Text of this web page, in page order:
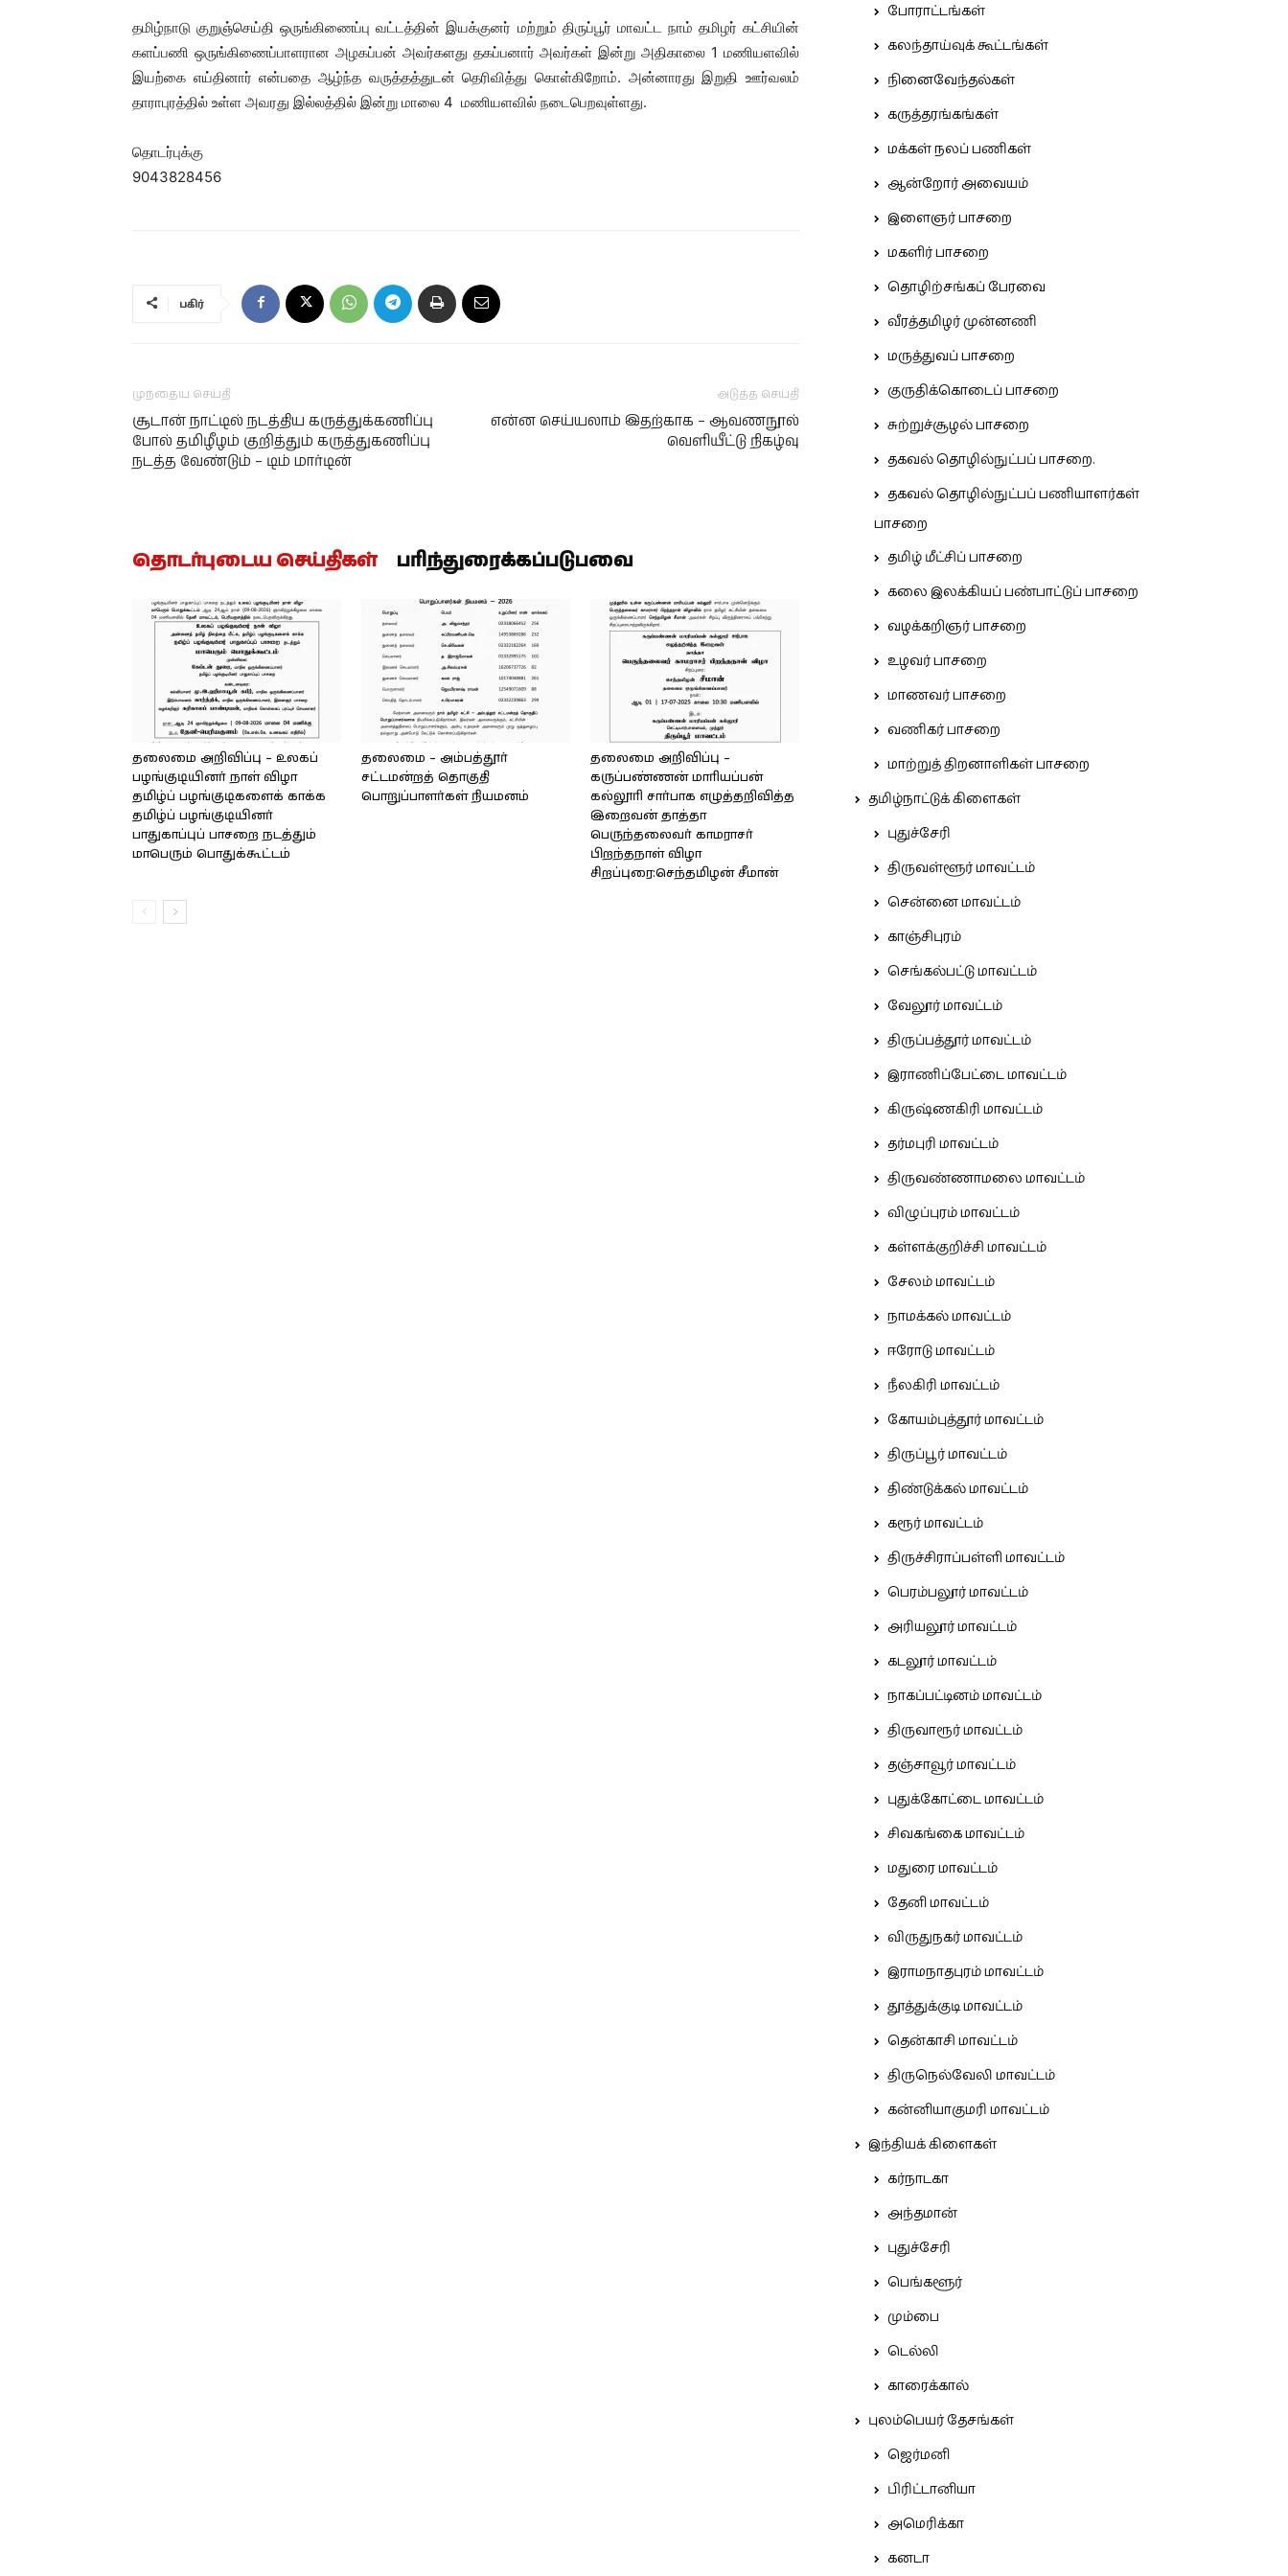
தமிழ்நாடு குறுஞ்செய்தி ஒருங்கிணைப்பு வட்டத்தின் இயக்குனர் மற்றும் திருப்பூர் மாவட்ட நாம் தமிழர் கட்சியின்
களப்பணி ஒருங்கிணைப்பாளரான அழகப்பன் அவர்களது தகப்பனார் அவர்கள் இன்று அதிகாலை 1 மணியளவில்
இயற்கை எய்தினார் என்பதை ஆழ்ந்த வருத்தத்துடன் தெரிவித்து கொள்கிறோம். அன்னாரது இறுதி ஊர்வலம்
தாராபுரத்தில் உள்ள அவரது இல்லத்தில் இன்று மாலை 4 மணியளவில் நடைபெறவுள்ளது.
தொடர்புக்கு
9043828456
பகிர்
முந்தைய செய்தி
சூடான் நாட்டில் நடத்திய கருத்துக்கணிப்பு
போல் தமிழீழம் குறித்தும் கருத்துகணிப்பு
நடத்த வேண்டும் – டிம் மார்டின்
அடுத்த செய்தி
என்ன செய்யலாம் இதற்காக – ஆவணநூல்
வெளியீட்டு நிகழ்வு
தொடர்புடைய செய்திகள் பரிந்துரைக்கப்படுபவை
தலைமை அறிவிப்பு – உலகப்
பழங்குடியினர் நாள் விழா
தமிழ்ப் பழங்குடிகளைக் காக்க
தமிழ்ப் பழங்குடியினர்
பாதுகாப்புப் பாசறை நடத்தும்
மாபெரும் பொதுக்கூட்டம்
தலைமை – அம்பத்தூர்
சட்டமன்றத் தொகுதி
பொறுப்பாளர்கள் நியமனம்
தலைமை அறிவிப்பு –
கருப்பண்ணன் மாரியப்பன்
கல்லூரி சார்பாக எழுத்தறிவித்த
இறைவன் தாத்தா
பெருந்தலைவர் காமராசர்
பிறந்தநாள் விழா
சிறப்புரை:செந்தமிழன் சீமான்
போராட்டங்கள்
கலந்தாய்வுக் கூட்டங்கள்
நினைவேந்தல்கள்
கருத்தரங்கங்கள்
மக்கள் நலப் பணிகள்
ஆன்றோர் அவையம்
இளைஞர் பாசறை
மகளிர் பாசறை
தொழிற்சங்கப் பேரவை
வீரத்தமிழர் முன்னணி
மருத்துவப் பாசறை
குருதிக்கொடைப் பாசறை
சுற்றுச்சூழல் பாசறை
தகவல் தொழில்நுட்பப் பாசறை.
தகவல் தொழில்நுட்பப் பணியாளர்கள்
பாசறை
தமிழ் மீட்சிப் பாசறை
கலை இலக்கியப் பண்பாட்டுப் பாசறை
வழக்கறிஞர் பாசறை
உழவர் பாசறை
மாணவர் பாசறை
வணிகர் பாசறை
மாற்றுத் திறனாளிகள் பாசறை
தமிழ்நாட்டுக் கிளைகள்
புதுச்சேரி
திருவள்ளூர் மாவட்டம்
சென்னை மாவட்டம்
காஞ்சிபுரம்
செங்கல்பட்டு மாவட்டம்
வேலூர் மாவட்டம்
திருப்பத்தூர் மாவட்டம்
இராணிப்பேட்டை மாவட்டம்
கிருஷ்ணகிரி மாவட்டம்
தர்மபுரி மாவட்டம்
திருவண்ணாமலை மாவட்டம்
விழுப்புரம் மாவட்டம்
கள்ளக்குறிச்சி மாவட்டம்
சேலம் மாவட்டம்
நாமக்கல் மாவட்டம்
ஈரோடு மாவட்டம்
நீலகிரி மாவட்டம்
கோயம்புத்தூர் மாவட்டம்
திருப்பூர் மாவட்டம்
திண்டுக்கல் மாவட்டம்
கரூர் மாவட்டம்
திருச்சிராப்பள்ளி மாவட்டம்
பெரம்பலூர் மாவட்டம்
அரியலூர் மாவட்டம்
கடலூர் மாவட்டம்
நாகப்பட்டினம் மாவட்டம்
திருவாரூர் மாவட்டம்
தஞ்சாவூர் மாவட்டம்
புதுக்கோட்டை மாவட்டம்
சிவகங்கை மாவட்டம்
மதுரை மாவட்டம்
தேனி மாவட்டம்
விருதுநகர் மாவட்டம்
இராமநாதபுரம் மாவட்டம்
தூத்துக்குடி மாவட்டம்
தென்காசி மாவட்டம்
திருநெல்வேலி மாவட்டம்
கன்னியாகுமரி மாவட்டம்
இந்தியக் கிளைகள்
கர்நாடகா
அந்தமான்
புதுச்சேரி
பெங்களூர்
மும்பை
டெல்லி
காரைக்கால்
புலம்பெயர் தேசங்கள்
ஜெர்மனி
பிரிட்டானியா
அமெரிக்கா
கனடா